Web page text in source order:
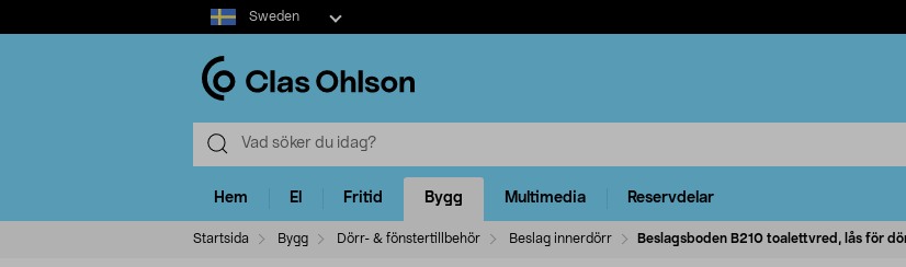
Select
market
Sweden
Hem El Fritid Bygg Multimedia Reservdelar
Startsida Bygg Dörr- & fönstertillbehör Beslag innerdörr Beslagsboden B210 toalettvred, lås för